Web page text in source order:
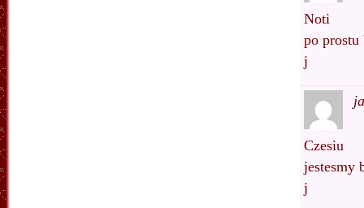
Noti
po prostu
j
Czesiu
jestesmy
j